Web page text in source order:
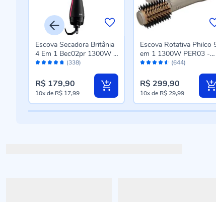
Avaliação: (338)
Escova Secadora Britânia
4 Em 1 Bec02pr 1300W -
Bivolt
R$ 179,90
10xde R$ 17,99
Avaliação: (644)
Escova Rotativa Philco
em 1 1300W PER03 -
Bivolt
R$ 299,90
10xde R$ 29,99